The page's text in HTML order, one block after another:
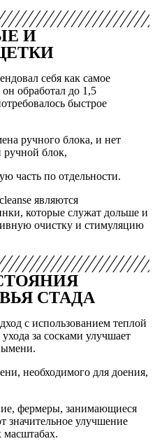
И
себя как самое
обработал до 1,5
быстрое
ручного блока, и нет
ручной блок,
часть по отдельности.
являются
которые служат дольше и
очистку и стимуляцию
СТАДА
с использованием теплой
за сосками улучшает
необходимого для доения,
фермеры, занимающиеся
значительное улучшение
масштабах.